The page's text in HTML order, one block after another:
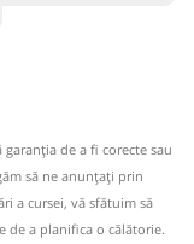
vineri
de a fi corecte sau
să ne anunțați prin
a cursei, vă sfătuim să
a planifica o călătorie.